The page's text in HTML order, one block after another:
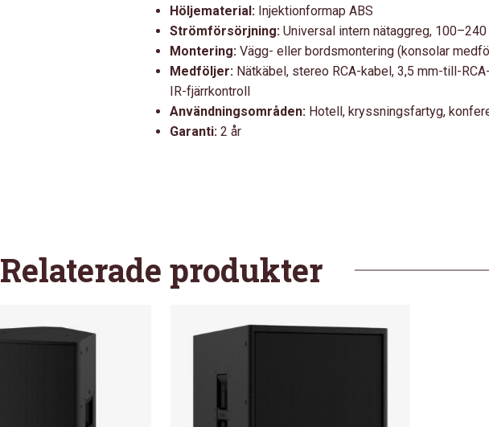
Höljematerial:Injektionformap ABS
Strömförsörjning:Universal intern nätaggreg, 100–240
Montering:Vägg- eller bordsmontering (konsolar
Medföljer:Nätkäbel, stereo RCA-kabel, 3,5 mm-till-
IR-fjärrkontroll
Användningsområden:Hotell, kryssningsfartyg,
Garanti:2 år
Relaterade produkter